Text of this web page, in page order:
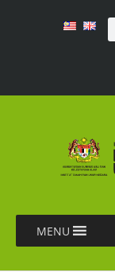
MENU